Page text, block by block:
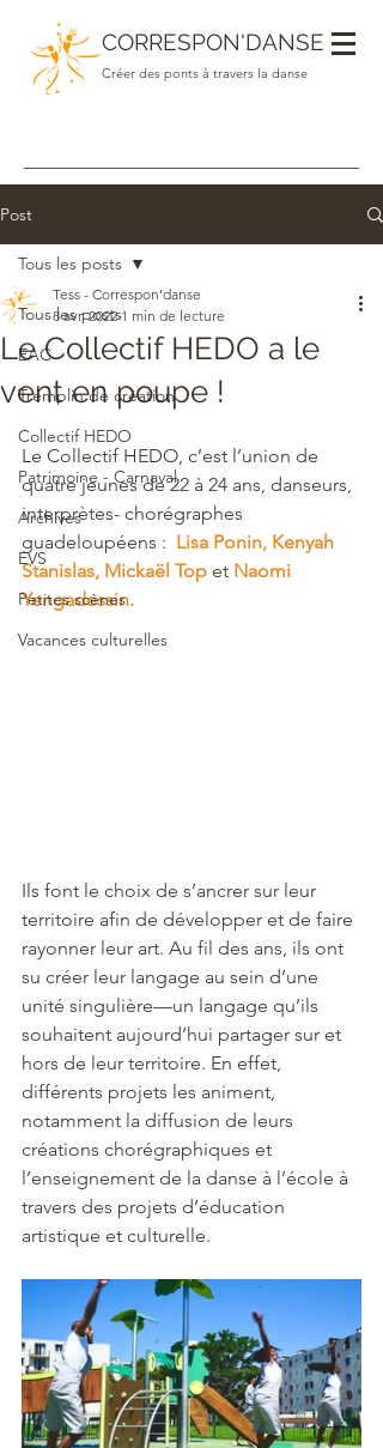
CORRESPON'DANSE
Créer des ponts à travers la danse
Post
Tous les posts
EAC
Tremplin de création
Collectif HEDO
Patrimoine - Carnaval
Archives
EVS
Petites scènes
Vacances culturelles
Tous les posts
Le Collectif HEDO a le
vent en poupe !
Tess - Correspon’danse
8 avr. 2022 1 min de lecture
Le Collectif HEDO, c’est l’union de
quatre jeunes de 22 à 24 ans, danseurs,
interprètes- chorégraphes
guadeloupéens : Lisa Ponin, Kenyah
Stanislas, Mickaël Top et Naomi
Yengadessin.
Ils font le choix de s’ancrer sur leur
territoire afin de développer et de faire
rayonner leur art. Au fil des ans, ils ont
su créer leur langage au sein d’une
unité singulière—un langage qu’ils
souhaitent aujourd’hui partager sur et
hors de leur territoire. En effet,
différents projets les animent,
notamment la diffusion de leurs
créations chorégraphiques et
l’enseignement de la danse à l’école à
travers des projets d’éducation
artistique et culturelle.